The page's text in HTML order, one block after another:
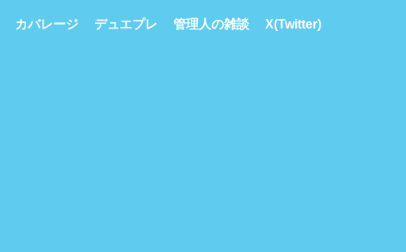
カバレージ デュエプレ 管理人の雑談 X(Twitter)